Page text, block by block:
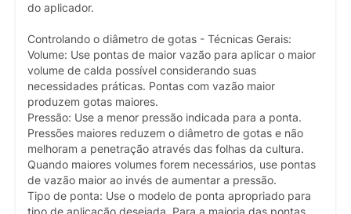
do aplicador.
Controlando o diâmetro de gotas - Técnicas Gerais:
Volume: Use pontas de maior vazão para aplicar o maior
volume de calda possível considerando suas
necessidades práticas. Pontas com vazão maior
produzem gotas maiores.
Pressão: Use a menor pressão indicada para a ponta.
Pressões maiores reduzem o diâmetro de gotas e não
melhoram a penetração através das folhas da cultura.
Quando maiores volumes forem necessários, use pontas
de vazão maior ao invés de aumentar a pressão.
Tipo de ponta: Use o modelo de ponta apropriado para
tipo de aplicação desejada. Para a maioria das pontas,